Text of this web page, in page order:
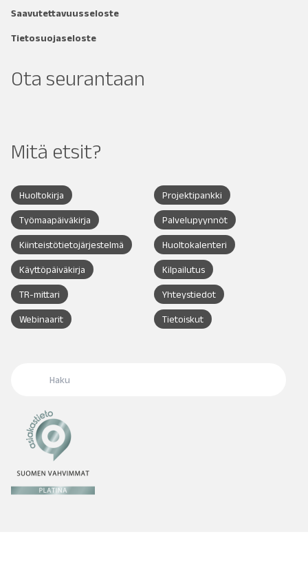
Saavutettavuusseloste
Tietosuojaseloste
Ota seurantaan
Mitä etsit?
Huoltokirja Projektipankki
Työmaapäiväkirja Palvelupyynnöt
Kiinteistötietojärjestelmä Huoltokalenteri
Käyttöpäiväkirja Kilpailutus
TR-mittari Yhteystiedot
Webinaarit Tietoiskut